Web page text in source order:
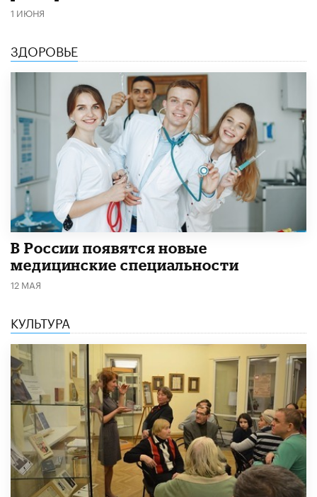
1 ИЮНЯ
ЗДОРОВЬЕ
В России появятся новые
медицинские специальности
12 МАЯ
КУЛЬТУРА